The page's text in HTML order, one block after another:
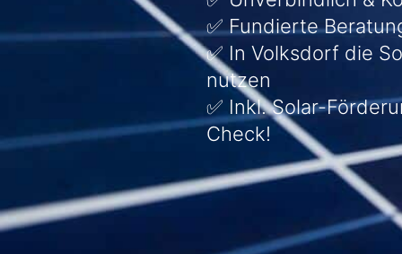
✅ Fundierte
✅ In Volksdorf die
nutzen
✅ Inkl. Solar-
Check!